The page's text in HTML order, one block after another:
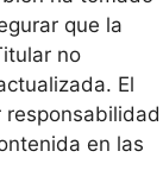
que la
no
El
en las